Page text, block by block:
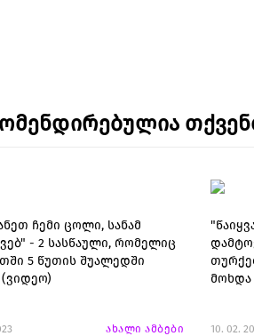
ჩემი ცოლი, სანამ
- 2 სასწაული, რომელიც
5 წუთის შუალედში
ახალი ამბები
მოხდა
10. 02.